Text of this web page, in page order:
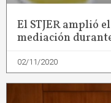
El STJER amplió
mediación
02/11/2020